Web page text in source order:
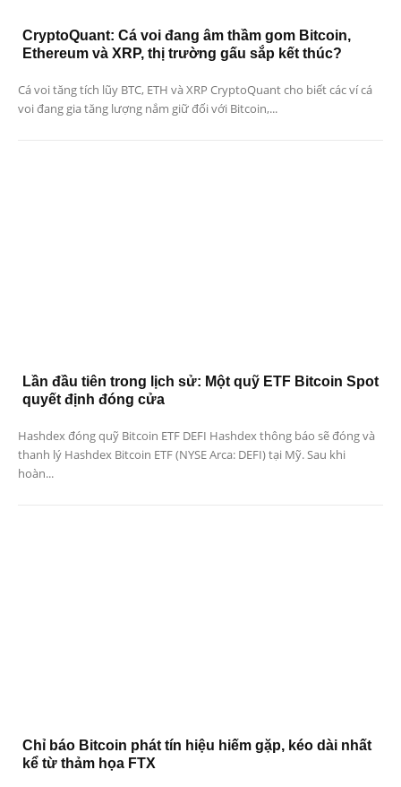
CryptoQuant: Cá voi đang âm thầm gom Bitcoin,
Ethereum và XRP, thị trường gấu sắp kết thúc?
Cá voi tăng tích lũy BTC, ETH và XRP CryptoQuant cho biết các ví cá
voi đang gia tăng lượng nắm giữ đối với Bitcoin,...
Lần đầu tiên trong lịch sử: Một quỹ ETF Bitcoin Spot
quyết định đóng cửa
Hashdex đóng quỹ Bitcoin ETF DEFI Hashdex thông báo sẽ đóng và
thanh lý Hashdex Bitcoin ETF (NYSE Arca: DEFI) tại Mỹ. Sau khi
hoàn...
Chỉ báo Bitcoin phát tín hiệu hiếm gặp, kéo dài nhất
kể từ thảm họa FTX